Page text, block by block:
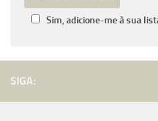
Sim, adicione-me à sua
SIGA: